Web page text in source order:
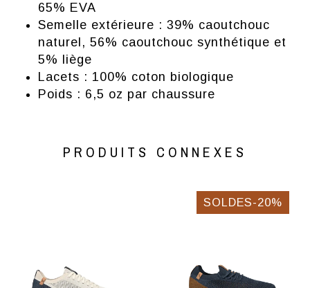
65% EVA
Semelle extérieure : 39% caoutchouc
naturel, 56% caoutchouc synthétique et
5% liège
Lacets : 100% coton biologique
Poids : 6,5 oz par chaussure
PRODUITS CONNEXES
SOLDES-20%